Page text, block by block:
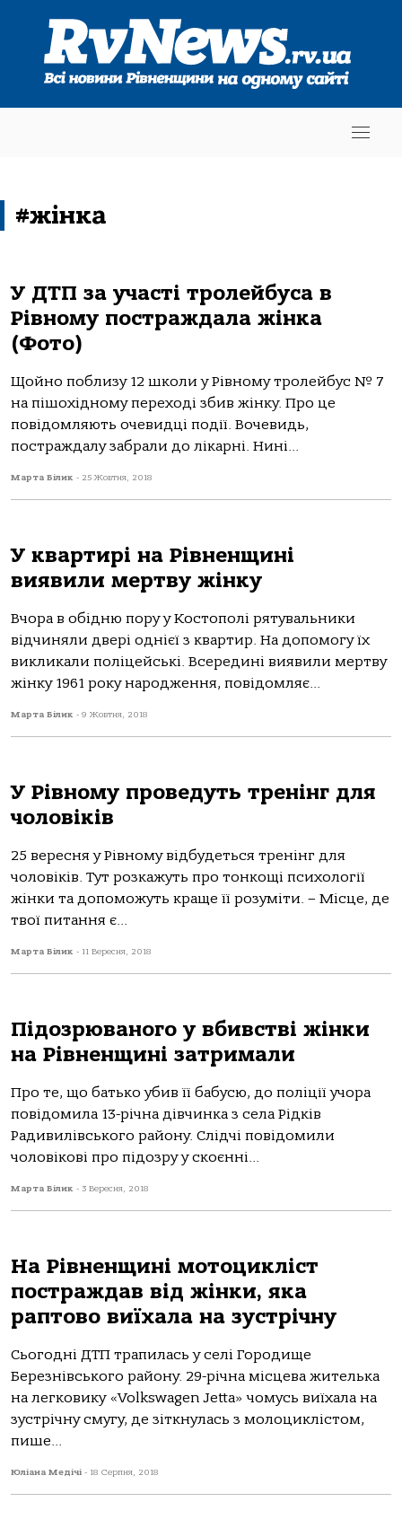
#жінка
У ДТП за участі тролейбуса в
Рівному постраждала жінка
(Фото)
Щойно поблизу 12 школи у Рівному тролейбус № 7
на пішохідному переході збив жінку. Про це
повідомляють очевидці події. Вочевидь,
постраждалу забрали до лікарні. Нині...
Марта Білик - 25 Жовтня, 2018
У квартирі на Рівненщині
виявили мертву жінку
Вчора в обідню пору у Костополі рятувальники
відчиняли двері однієї з квартир. На допомогу їх
викликали поліцейські. Всередині виявили мертву
жінку 1961 року народження, повідомляє...
Марта Білик - 9 Жовтня, 2018
У Рівному проведуть тренінг для
чоловіків
25 вересня у Рівному відбудеться тренінг для
чоловіків. Тут розкажуть про тонкощі психології
жінки та допоможуть краще її розуміти. – Місце, де
твої питання є...
Марта Білик - 11 Вересня, 2018
Підозрюваного у вбивстві жінки
на Рівненщині затримали
Про те, що батько убив її бабусю, до поліції учора
повідомила 13-річна дівчинка з села Рідків
Радивилівського району. Слідчі повідомили
чоловікові про підозру у скоєнні...
Марта Білик - 3 Вересня, 2018
На Рівненщині мотоцикліст
постраждав від жінки, яка
раптово виїхала на зустрічну
Сьогодні ДТП трапилась у селі Городище
Березнівського району. 29-річна місцева жителька
на легковику «Volkswagen Jetta» чомусь виїхала на
зустрічну смугу, де зіткнулась з молоциклістом,
пише...
Юліана Медічі - 18 Серпня, 2018